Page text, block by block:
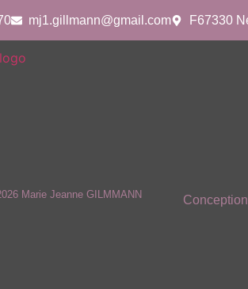
mj1.gillmann@gmail.com F67330
Marie Jeanne GILMMANN